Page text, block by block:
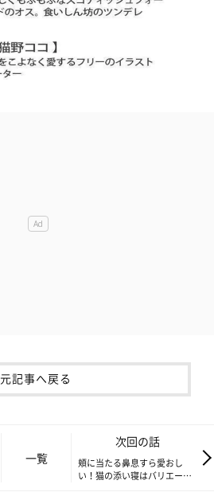
元記事へ戻る
一覧
次回の話
頬に当たる鼻息すら愛おし
い！猫の添い寝はバリエーシ